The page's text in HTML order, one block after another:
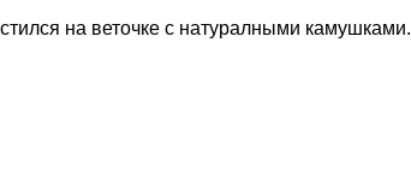
на веточке с натуралными камушками.